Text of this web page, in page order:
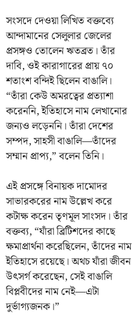
সংসদে দেওয়া লিখিত বক্তব্যে
আন্দামানের সেলুলার জেলের
প্রসঙ্গও তোলেন ঋতব্রত। তাঁর
দাবি, ওই কারাগারের প্রায় ৭০
শতাংশ বন্দিই ছিলেন বাঙালি।
“তাঁরা কেউ অমরত্বের প্রত্যাশা
করেননি, ইতিহাসে নাম লেখানোর
জন্যও লড়েননি। তাঁরা দেশের
সম্পদ, সাহসী বাঙালি—তাঁদের
সম্মান প্রাপ্য,” বলেন তিনি।
এই প্রসঙ্গে বিনায়ক দামোদর
সাভারকরের নাম উল্লেখ করে
কটাক্ষ করেন তৃণমূল সাংসদ। তাঁর
বক্তব্য, “যাঁরা ব্রিটিশদের কাছে
ক্ষমাপ্রার্থনা করেছিলেন, তাঁদের নাম
ইতিহাসে রয়েছে। অথচ যাঁরা জীবন
উৎসর্গ করেছেন, সেই বাঙালি
বিপ্লবীদের নাম নেই—এটা
দুর্ভাগ্যজনক।”